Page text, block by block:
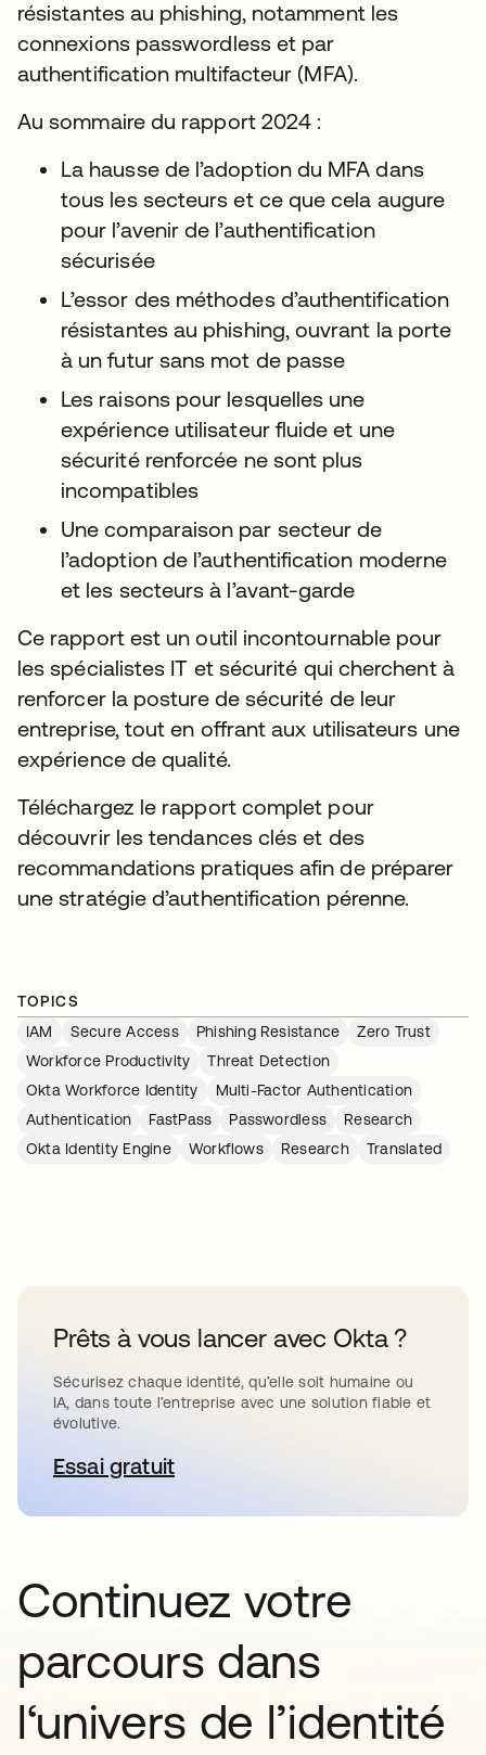
résistantes au phishing, notamment les
connexions passwordless et par
authentification multifacteur (MFA).
Au sommaire du rapport 2024 :
La hausse de l’adoption du MFA dans
tous les secteurs et ce que cela augure
pour l’avenir de l’authentification
sécurisée
L’essor des méthodes d’authentification
résistantes au phishing, ouvrant la porte
à un futur sans mot de passe
Les raisons pour lesquelles une
expérience utilisateur fluide et une
sécurité renforcée ne sont plus
incompatibles
Une comparaison par secteur de
l’adoption de l’authentification moderne
et les secteurs à l’avant-garde
Ce rapport est un outil incontournable pour
les spécialistes IT et sécurité qui cherchent à
renforcer la posture de sécurité de leur
entreprise, tout en offrant aux utilisateurs une
expérience de qualité.
Téléchargez le rapport complet pour
découvrir les tendances clés et des
recommandations pratiques afin de préparer
une stratégie d’authentification pérenne.
TOPICS
IAM
Secure Access Phishing Resistance
Zero Trust
Workforce Productivity
Threat Detection
Okta Workforce Identity
Multi-Factor Authentication
Authentication
FastPass Passwordless
Research
Okta Identity Engine
Workflows Research Translated
Prêts à vous lancer avec Okta ?
Sécurisez chaque identité, qu’elle soit humaine ou
IA, dans toute l’entreprise avec une solution fiable et
évolutive.
Essai gratuits’ouvre dans un nouvel onglet
Continuez votre
parcours dans
l‘univers de l’identité